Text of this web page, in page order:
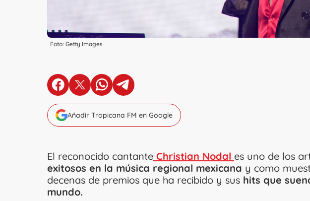
Foto: Getty Images
en Facebook
en X en Whatsapp
en Telegram
Añadir Tropicana FM en Google
El reconocido cantante Christian Nodal es uno de los
exitosos en la música regional mexicana y como
decenas de premios que ha recibido y sus hits que
mundo.